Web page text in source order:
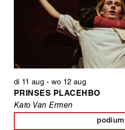
di 11 aug - wo 12 aug
PRINSES PLACEHBO
Kato Van Ermen
podium